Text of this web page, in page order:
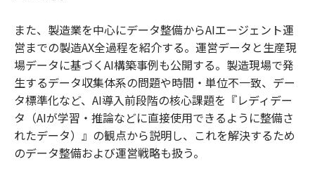
また、製造業を中心にデータ整備からAIエージェント運
営までの製造AX全過程を紹介する。運営データと生産現
場データに基づくAI構築事例も公開する。製造現場で発
生するデータ収集体系の問題や時間・単位不一致、デー
タ標準化など、AI導入前段階の核心課題を『レディデー
タ（AIが学習・推論などに直接使用できるように整備さ
れたデータ）』の観点から説明し、これを解決するため
のデータ整備および運営戦略も扱う。